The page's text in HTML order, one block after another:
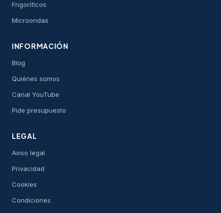
Frigoríficos
Microondas
INFORMACIÓN
Blog
Quiénes somos
Canal YouTube
Pide presupuesto
LEGAL
Aviso legal
Privacidad
Cookies
Condiciones